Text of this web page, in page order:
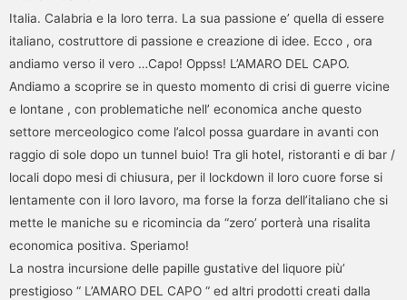
Italia. Calabria e la loro terra. La sua passione e’ quella di essere
italiano, costruttore di passione e creazione di idee. Ecco , ora
andiamo verso il vero …Capo! Oppss! L’AMARO DEL CAPO.
Andiamo a scoprire se in questo momento di crisi di guerre vicine
e lontane , con problematiche nell’ economica anche questo
settore merceologico come l’alcol possa guardare in avanti con
raggio di sole dopo un tunnel buio! Tra gli hotel, ristoranti e di bar /
locali dopo mesi di chiusura, per il lockdown il loro cuore forse si
lentamente con il loro lavoro, ma forse la forza dell’italiano che si
mette le maniche su e ricomincia da “zero’ porterà una risalita
economica positiva. Speriamo!
La nostra incursione delle papille gustative del liquore più’
prestigioso “ L’AMARO DEL CAPO “ ed altri prodotti creati dalla